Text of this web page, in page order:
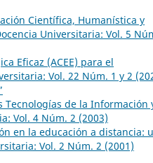
Científica, Humanística y
Universitaria: Vol. 5
Eficaz (ACEE) para el
Vol. 22 Núm. 1 y 2
Tecnologías de la Información
Vol. 4 Núm. 2 (2003)
en la educación a distancia:
Vol. 2 Núm. 2 (2001)